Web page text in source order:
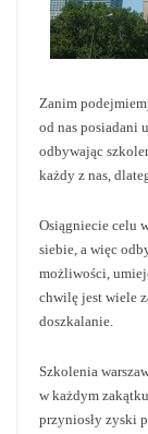
Zanim
od nas posiadani
odbywając
każdy z nas,
Osiągniecie celu
siebie, a więc
możliwości,
chwilę jest wiele
doszkalanie.
Szkolenia
w każdym
przyniosły zyski